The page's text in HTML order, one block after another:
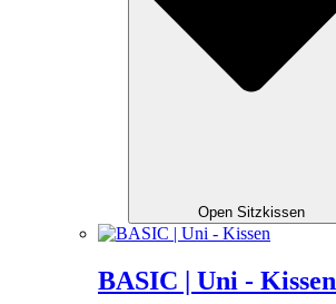
Open Sitzkissen
BASIC | Uni - Kissen